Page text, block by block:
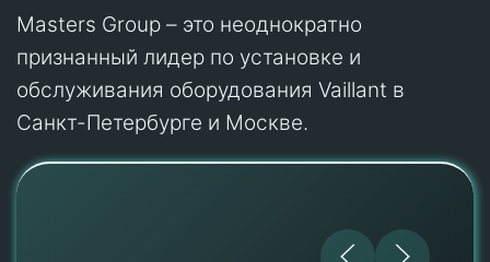
Masters Group – это неоднократно
признанный лидер по установке и
обслуживания оборудования Vaillant в
Санкт-Петербурге и Москве.